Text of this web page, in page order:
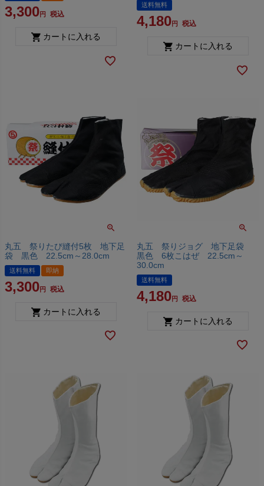
3,300 税込
カートに入れる
送料無料
4,180 税込
カートに入れる
丸五 祭りたび縫付5枚 地下足
袋 黒色 22.5cm～28.0cm
送料無料 即納
3,300 税込
カートに入れる
丸五 祭りジョグ 地下足袋
黒色 6枚こはぜ 22.5cm～
30.0cm
送料無料
4,180 税込
カートに入れる